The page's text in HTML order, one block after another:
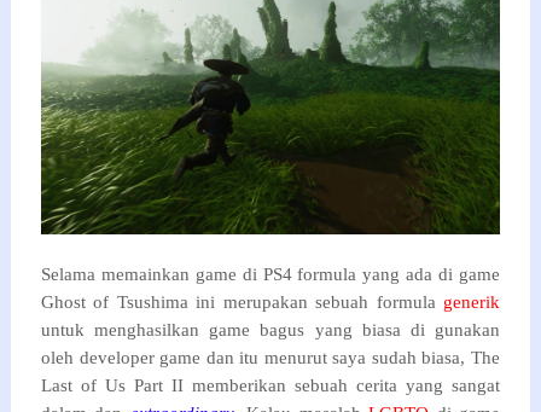
Selama memainkan game di PS4 formula yang ada di game
Ghost of Tsushima ini merupakan sebuah formula generik
untuk menghasilkan game bagus yang biasa di gunakan
oleh developer game dan itu menurut saya sudah biasa,The
Last of Us Part II memberikan sebuah cerita yang sangat